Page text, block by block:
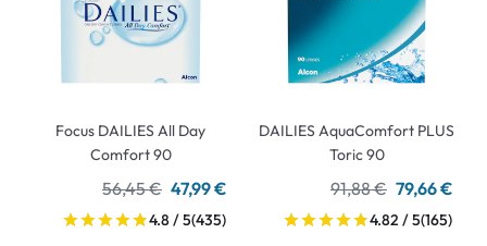
Focus DAILIES All Day
Comfort 90
56,45 € 47,99 €
4.8 / 5(435)
DAILIES AquaComfort PLUS
Toric 90
91,88 € 79,66 €
4.82 / 5(165)